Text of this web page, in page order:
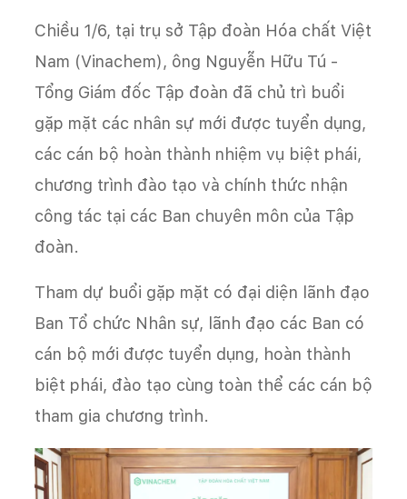
Chiều 1/6, tại trụ sở Tập đoàn Hóa chất Việt
Nam (Vinachem), ông Nguyễn Hữu Tú -
Tổng Giám đốc Tập đoàn đã chủ trì buổi
gặp mặt các nhân sự mới được tuyển dụng,
các cán bộ hoàn thành nhiệm vụ biệt phái,
chương trình đào tạo và chính thức nhận
công tác tại các Ban chuyên môn của Tập
đoàn.
Tham dự buổi gặp mặt có đại diện lãnh đạo
Ban Tổ chức Nhân sự, lãnh đạo các Ban có
cán bộ mới được tuyển dụng, hoàn thành
biệt phái, đào tạo cùng toàn thể các cán bộ
tham gia chương trình.